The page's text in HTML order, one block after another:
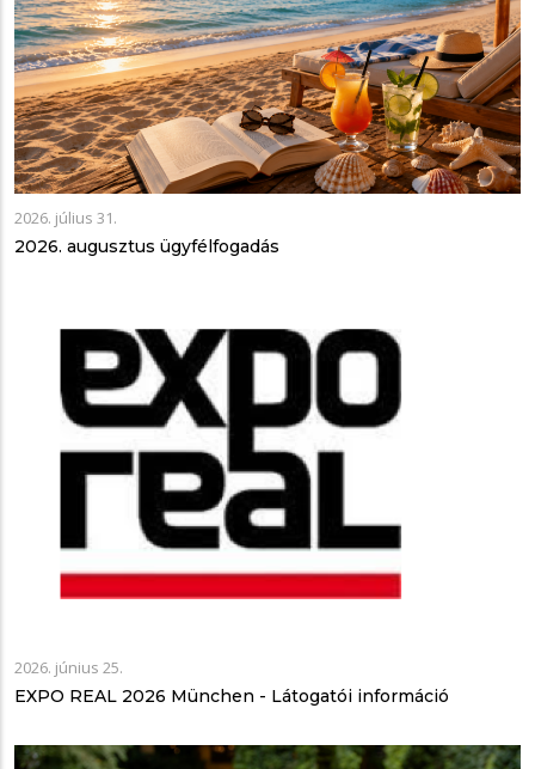
2026. július 31.
2026. augusztus ügyfélfogadás
2026. június 25.
EXPO REAL 2026 München - Látogatói információ